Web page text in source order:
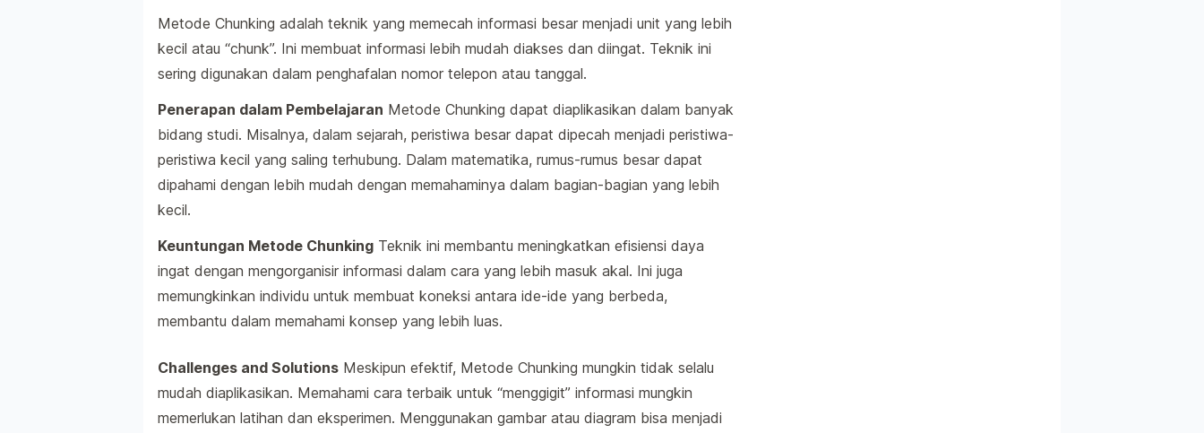
Metode Chunking adalah teknik yang memecah informasi besar menjadi unit yang lebih
kecil atau “chunk”. Ini membuat informasi lebih mudah diakses dan diingat. Teknik ini
sering digunakan dalam penghafalan nomor telepon atau tanggal.
Penerapan dalam Pembelajaran Metode Chunking dapat diaplikasikan dalam banyak
bidang studi. Misalnya, dalam sejarah, peristiwa besar dapat dipecah menjadi peristiwa-
peristiwa kecil yang saling terhubung. Dalam matematika, rumus-rumus besar dapat
dipahami dengan lebih mudah dengan memahaminya dalam bagian-bagian yang lebih
kecil.
Keuntungan Metode Chunking Teknik ini membantu meningkatkan efisiensi daya
ingat dengan mengorganisir informasi dalam cara yang lebih masuk akal. Ini juga
memungkinkan individu untuk membuat koneksi antara ide-ide yang berbeda,
membantu dalam memahami konsep yang lebih luas.
Challenges and Solutions Meskipun efektif, Metode Chunking mungkin tidak selalu
mudah diaplikasikan. Memahami cara terbaik untuk “menggigit” informasi mungkin
memerlukan latihan dan eksperimen. Menggunakan gambar atau diagram bisa menjadi